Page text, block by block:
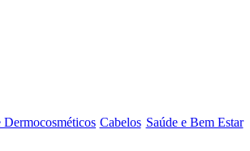
Dermocosméticos Cabelos Saúde e Bem Estar